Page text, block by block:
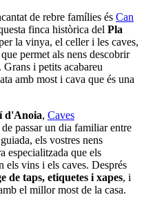
de rebre famílies és Can
finca històrica del Pla
la vinya, el celler i les caves,
que permet als nens descobrir
i petits acabareu
amb most i cava que és una
d'Anoia, Caves
passar un dia familiar entre
els vostres nens
especialitzada que els
els vins i els caves. Després
de taps, etiquetes i xapes, i
el millor most de la casa.